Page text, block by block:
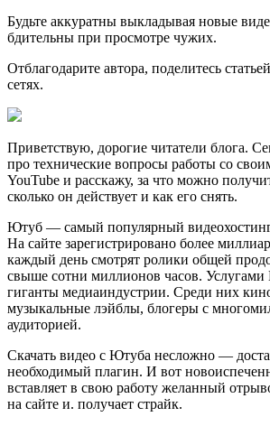
Будьте аккуратны выкладывая новые
бдительны при просмотре чужих.
Отблагодарите автора, поделитесь
сетях.
Приветствую, дорогие читатели блога.
про технические вопросы работы со
YouTube и расскажу, за что можно
сколько он действует и как его снять.
Ютуб — самый популярный
На сайте зарегистрировано более
каждый день смотрят ролики общей
свыше сотни миллионов часов.
гиганты медиаиндустрии. Среди них
музыкальные лэйблы, блогеры с
аудиторией.
Скачать видео с Ютуба несложно —
необходимый плагин. И вот
вставляет в свою работу желанный
на сайте и. получает страйк.